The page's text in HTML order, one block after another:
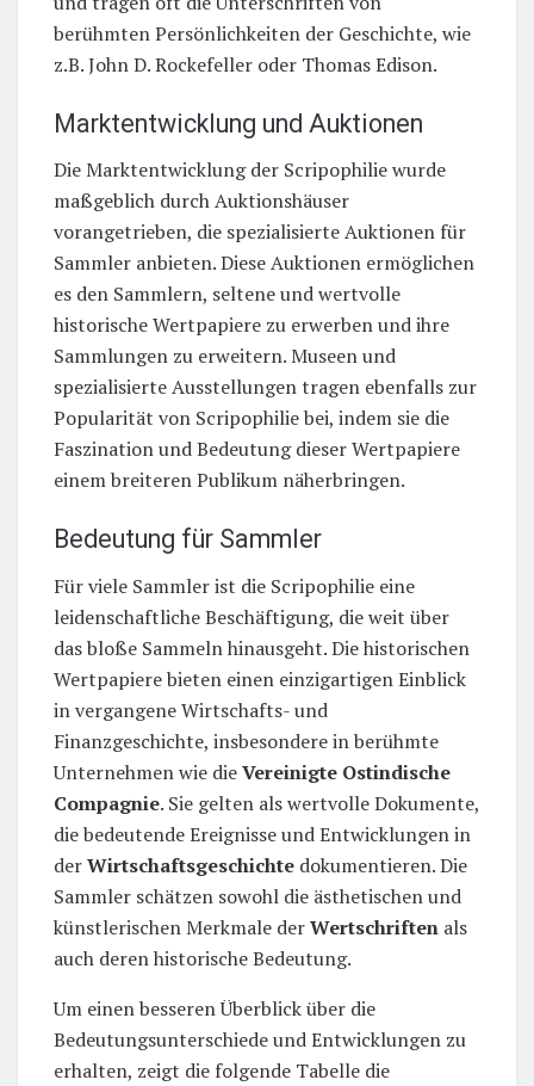
berühmten Persönlichkeiten der Geschichte, wie
z.B. John D. Rockefeller oder Thomas Edison.
Marktentwicklung und Auktionen
Die Marktentwicklung der Scripophilie wurde
maßgeblich durch Auktionshäuser
vorangetrieben, die spezialisierte Auktionen für
Sammler anbieten. Diese Auktionen ermöglichen
es den Sammlern, seltene und wertvolle
historische Wertpapiere zu erwerben und ihre
Sammlungen zu erweitern. Museen und
spezialisierte Ausstellungen tragen ebenfalls zur
Popularität von Scripophilie bei, indem sie die
Faszination und Bedeutung dieser Wertpapiere
einem breiteren Publikum näherbringen.
Bedeutung für Sammler
Für viele Sammler ist die Scripophilie eine
leidenschaftliche Beschäftigung, die weit über
das bloße Sammeln hinausgeht. Die historischen
Wertpapiere bieten einen einzigartigen Einblick
in vergangene Wirtschafts- und
Finanzgeschichte, insbesondere in berühmte
Unternehmen wie dieVereinigte Ostindische
Compagnie. Sie gelten als wertvolle Dokumente,
die bedeutende Ereignisse und Entwicklungen in
derWirtschaftsgeschichte dokumentieren. Die
Sammler schätzen sowohl die ästhetischen und
künstlerischen Merkmale derWertschriften als
auch deren historische Bedeutung.
Um einen besseren Überblick über die
Bedeutungsunterschiede und Entwicklungen zu
erhalten, zeigt die folgende Tabelle die